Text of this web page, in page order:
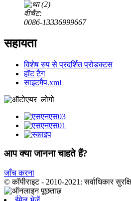
वीचैट:
0086-13336999667
सहायता
विशेष रुप से प्रदर्शित प्रोडक्टस
हॉट टैग
साइटमैप.xml
आप क्या जानना चाहते हैं?
जाँच करना
© कॉपीराइट - 2010-2021: सर्वाधिकार